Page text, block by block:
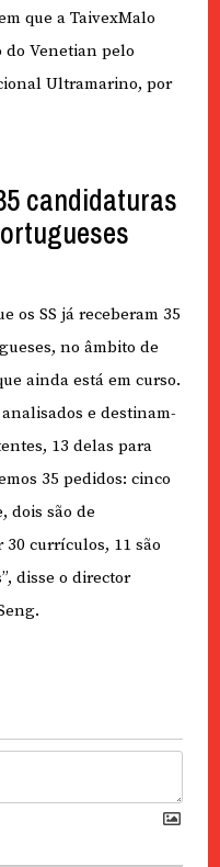
que a TaivexMalo
do Venetian pelo
Ultramarino, por
candidaturas
os SS já receberam 35
no âmbito de
ainda está em curso.
e destinam-
13 delas para
35 pedidos: cinco
dois são de
currículos, 11 são
disse o director